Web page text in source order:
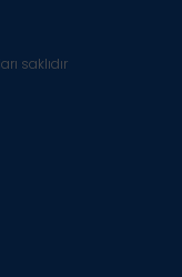
saklıdır